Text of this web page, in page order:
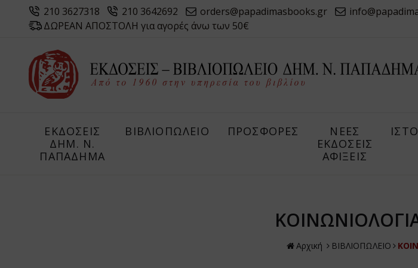
210 3627318 210 3642692 orders@papadimasbooks.gr
ΔΩΡΕΑΝ ΑΠΟΣΤΟΛΗ για αγορές άνω των 50€
ΕΚΔΟΣΕΙΣ
ΔHM. Ν.
ΠΑΠΑΔΗΜΑ
ΒΙΒΛΙΟΠΩΛΕΙΟ ΠΡΟΣΦΟΡΕΣ
ΝΕΕΣ
ΕΚΔΟΣΕΙΣ
ΑΦΙΞΕΙΣ
Αρχική ΒΙΒΛΙΟΠΩΛΕΙΟ